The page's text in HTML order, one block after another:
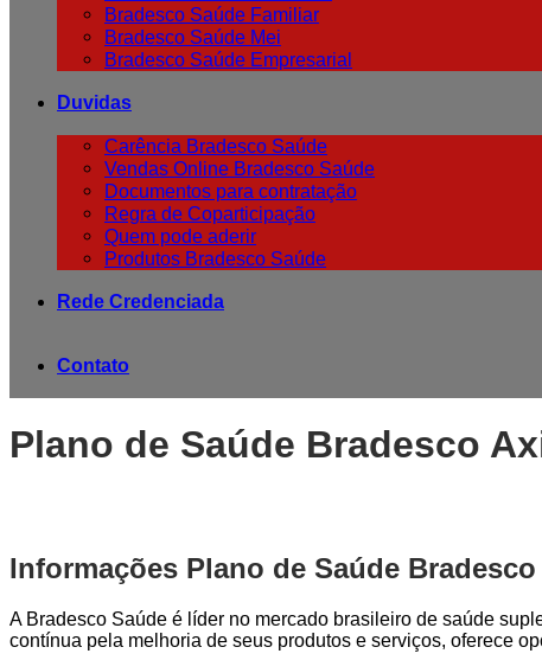
Bradesco Saúde Familiar
Bradesco Saúde Mei
Bradesco Saúde Empresarial
Duvidas
Carência Bradesco Saúde
Vendas Online Bradesco Saúde
Documentos para contratação
Regra de Coparticipação
Quem pode aderir
Produtos Bradesco Saúde
Rede Credenciada
Contato
Plano de Saúde Bradesco
Informações Plano de Saúde
A Bradesco Saúde é líder no mercado brasileiro de saúde
contínua pela melhoria de seus produtos e serviços, oferece